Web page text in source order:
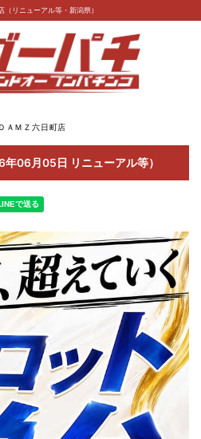
（リニューアル等・新潟県）
ＤＡＭＺ六日町店
06月05日 リニューアル等）